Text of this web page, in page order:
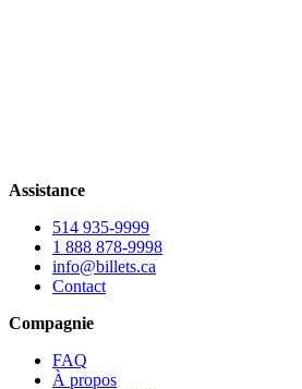
Assistance
514 935-9999
1 888 878-9998
info@billets.ca
Contact
Compagnie
FAQ
À propos